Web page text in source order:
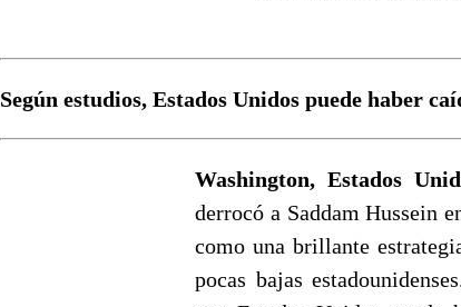
Según estudios, Estados Unidos puede haber
Washington, Estados
derrocó a Saddam Hussein
como una brillante
pocas bajas